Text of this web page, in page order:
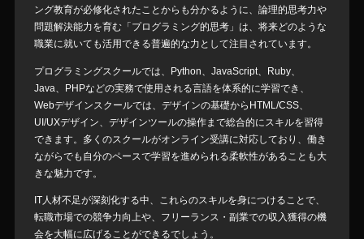
ング教育が必修化されたことからも分かるように、論理的思考力や
問題解決能力を育む「プログラミング的思考」は、将来どのような
職業に就いても活用できる普遍的な力として注目されています。
プログラミングスクールでは、Python、JavaScript、Ruby、
Java、PHPなどの実務で使用される言語を体系的に学習でき、
Webデザインスクールでは、デザインの基礎からHTML/CSS、
UI/UXデザイン、デザインツールの操作まで総合的にスキルを習得
できます。多くのスクールがオンライン受講に対応しており、働き
ながらでも自分のペースで学習を進められる柔軟性があることも大
きな魅力です。
IT人材不足が深刻化する中、これらのスキルを身につけることで、
転職市場での競争力向上や、フリーランス・副業での収入獲得の機
会を大幅に広げることができるでしょう。